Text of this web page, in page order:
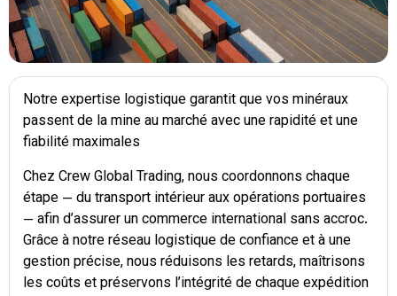
Notre expertise logistique garantit que vos minéraux
passent de la mine au marché avec une rapidité et une
fiabilité maximales
Chez Crew Global Trading, nous coordonnons chaque
étape — du transport intérieur aux opérations portuaires
— afin d’assurer un commerce international sans accroc.
Grâce à notre réseau logistique de confiance et à une
gestion précise, nous réduisons les retards, maîtrisons
les coûts et préservons l’intégrité de chaque expédition